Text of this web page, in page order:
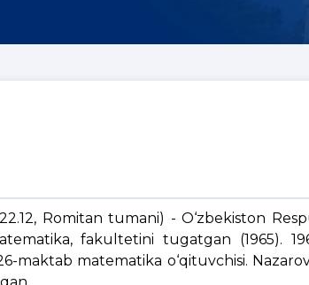
Romitan tumani) - O‘zbekiston
fakultetini tugatgan (1965).
maktab matematika o‘qituvchisi.